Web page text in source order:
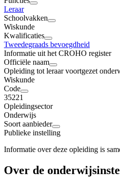
Leraar
Schoolvakken
Wiskunde
Kwalificaties
Tweedegraads bevoegdheid
Informatie uit het CROHO register
Officiële naam
Opleiding tot leraar voortgezet
Wiskunde
Code
35221
Opleidingsector
Onderwijs
Soort aanbieder
Publieke instelling
Informatie over deze opleiding is
Over de